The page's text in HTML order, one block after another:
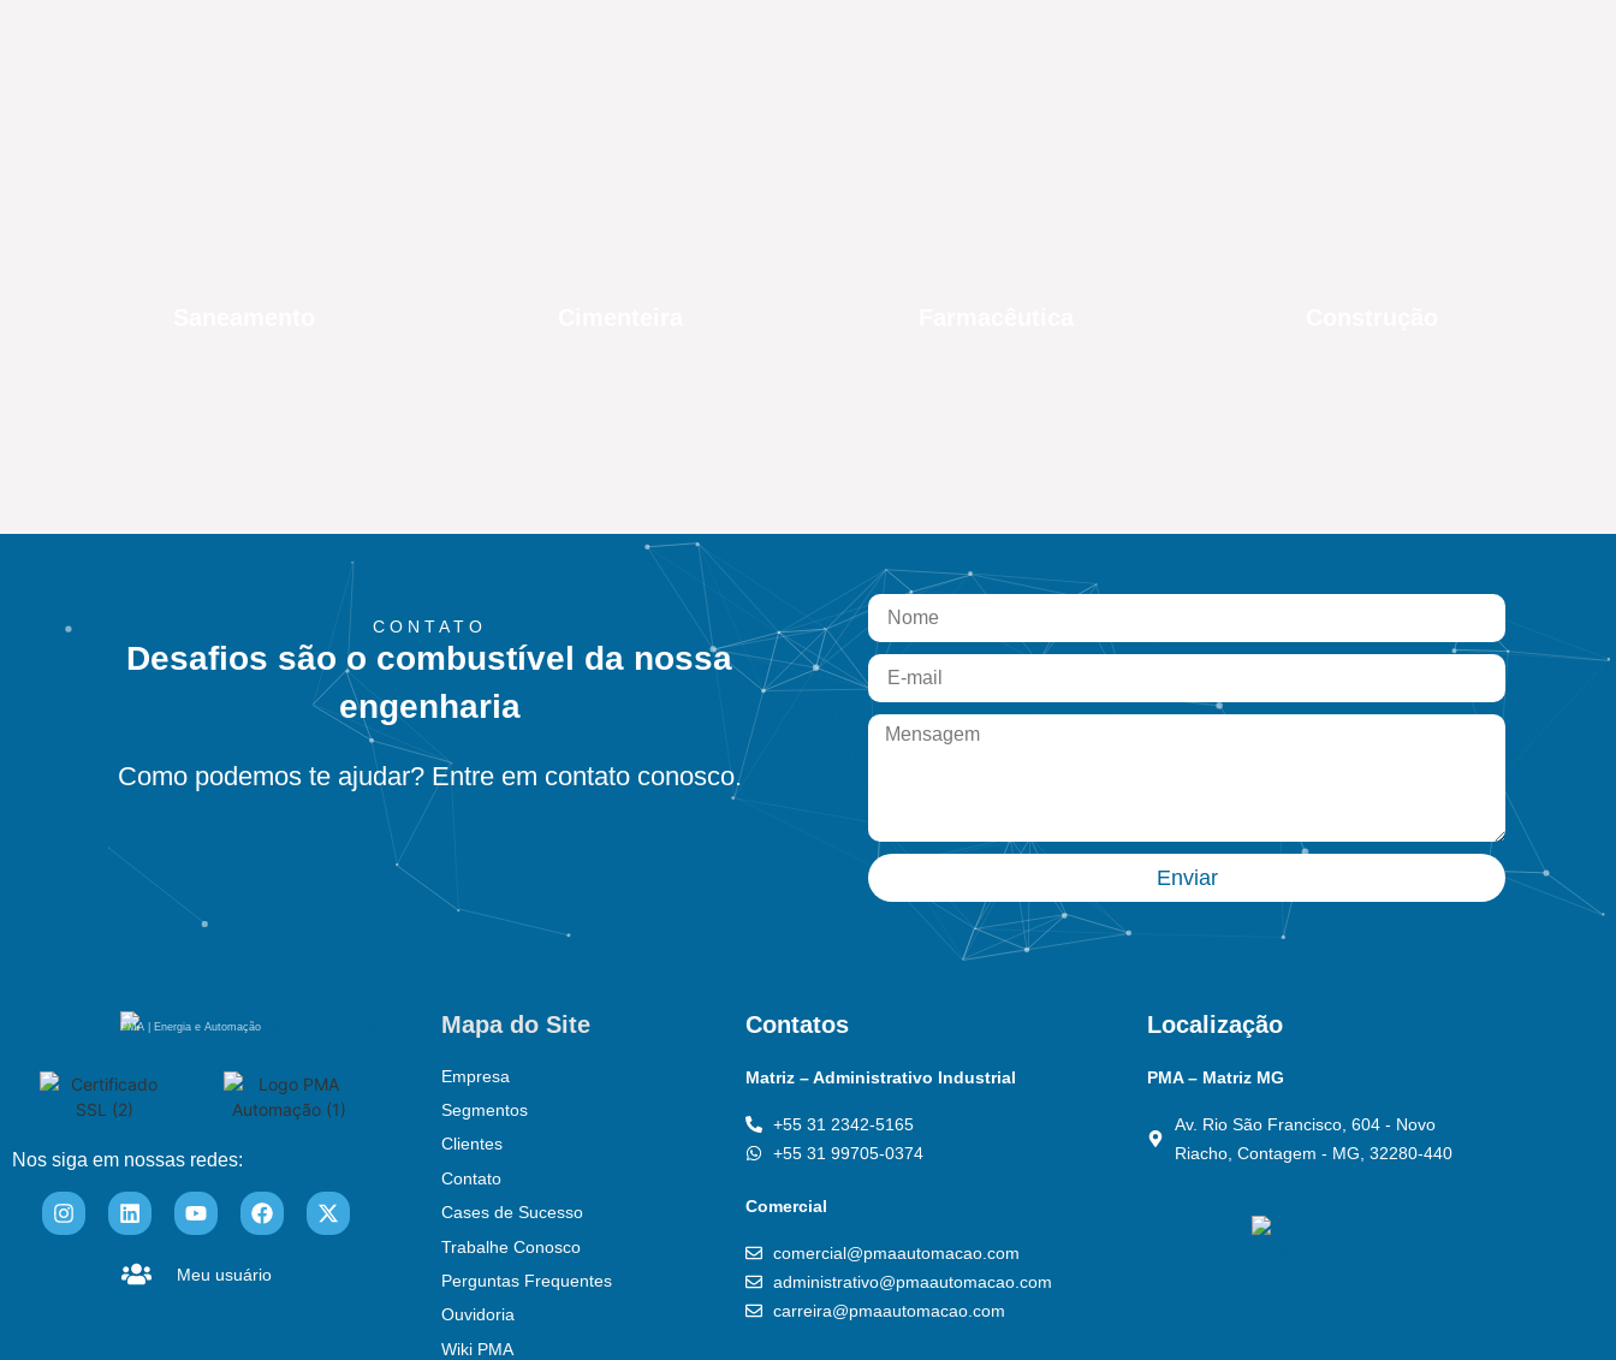
CONTATO
Desafios são o combustível da nossa
engenharia
Como podemos te ajudar? Entre em contato conosco.
Enviar
PMA | Energia e Automação
Nos siga em nossas redes:
Meu usuário
Mapa do Site
Empresa
Segmentos
Clientes
Contato
Cases de Sucesso
Trabalhe Conosco
Perguntas Frequentes
Ouvidoria
Wiki PMA
Contatos
Matriz – Administrativo Industrial
+55 31 2342-5165
+55 31 99705-0374
Comercial
comercial@pmaautomacao.com
administrativo@pmaautomacao.com
carreira@pmaautomacao.com
Localização
PMA – Matriz MG
Av. Rio São Francisco, 604 - Novo
Riacho, Contagem - MG, 32280-440